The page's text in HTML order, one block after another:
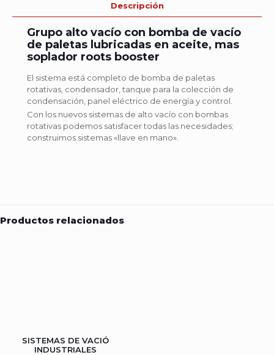
Descripción
Grupo alto vacío con bomba de vacío
de paletas lubricadas en aceite, mas
soplador roots booster
El sistema está completo de bomba de paletas
rotativas, condensador, tanque para la colección de
condensación, panel eléctrico de energía y control.
Con los nuevos sistemas de alto vacío con bombas
rotativas podemos satisfacer todas las necesidades;
construimos sistemas «llave en mano».
Productos relacionados
SISTEMAS DE VACIÓ
INDUSTRIALES